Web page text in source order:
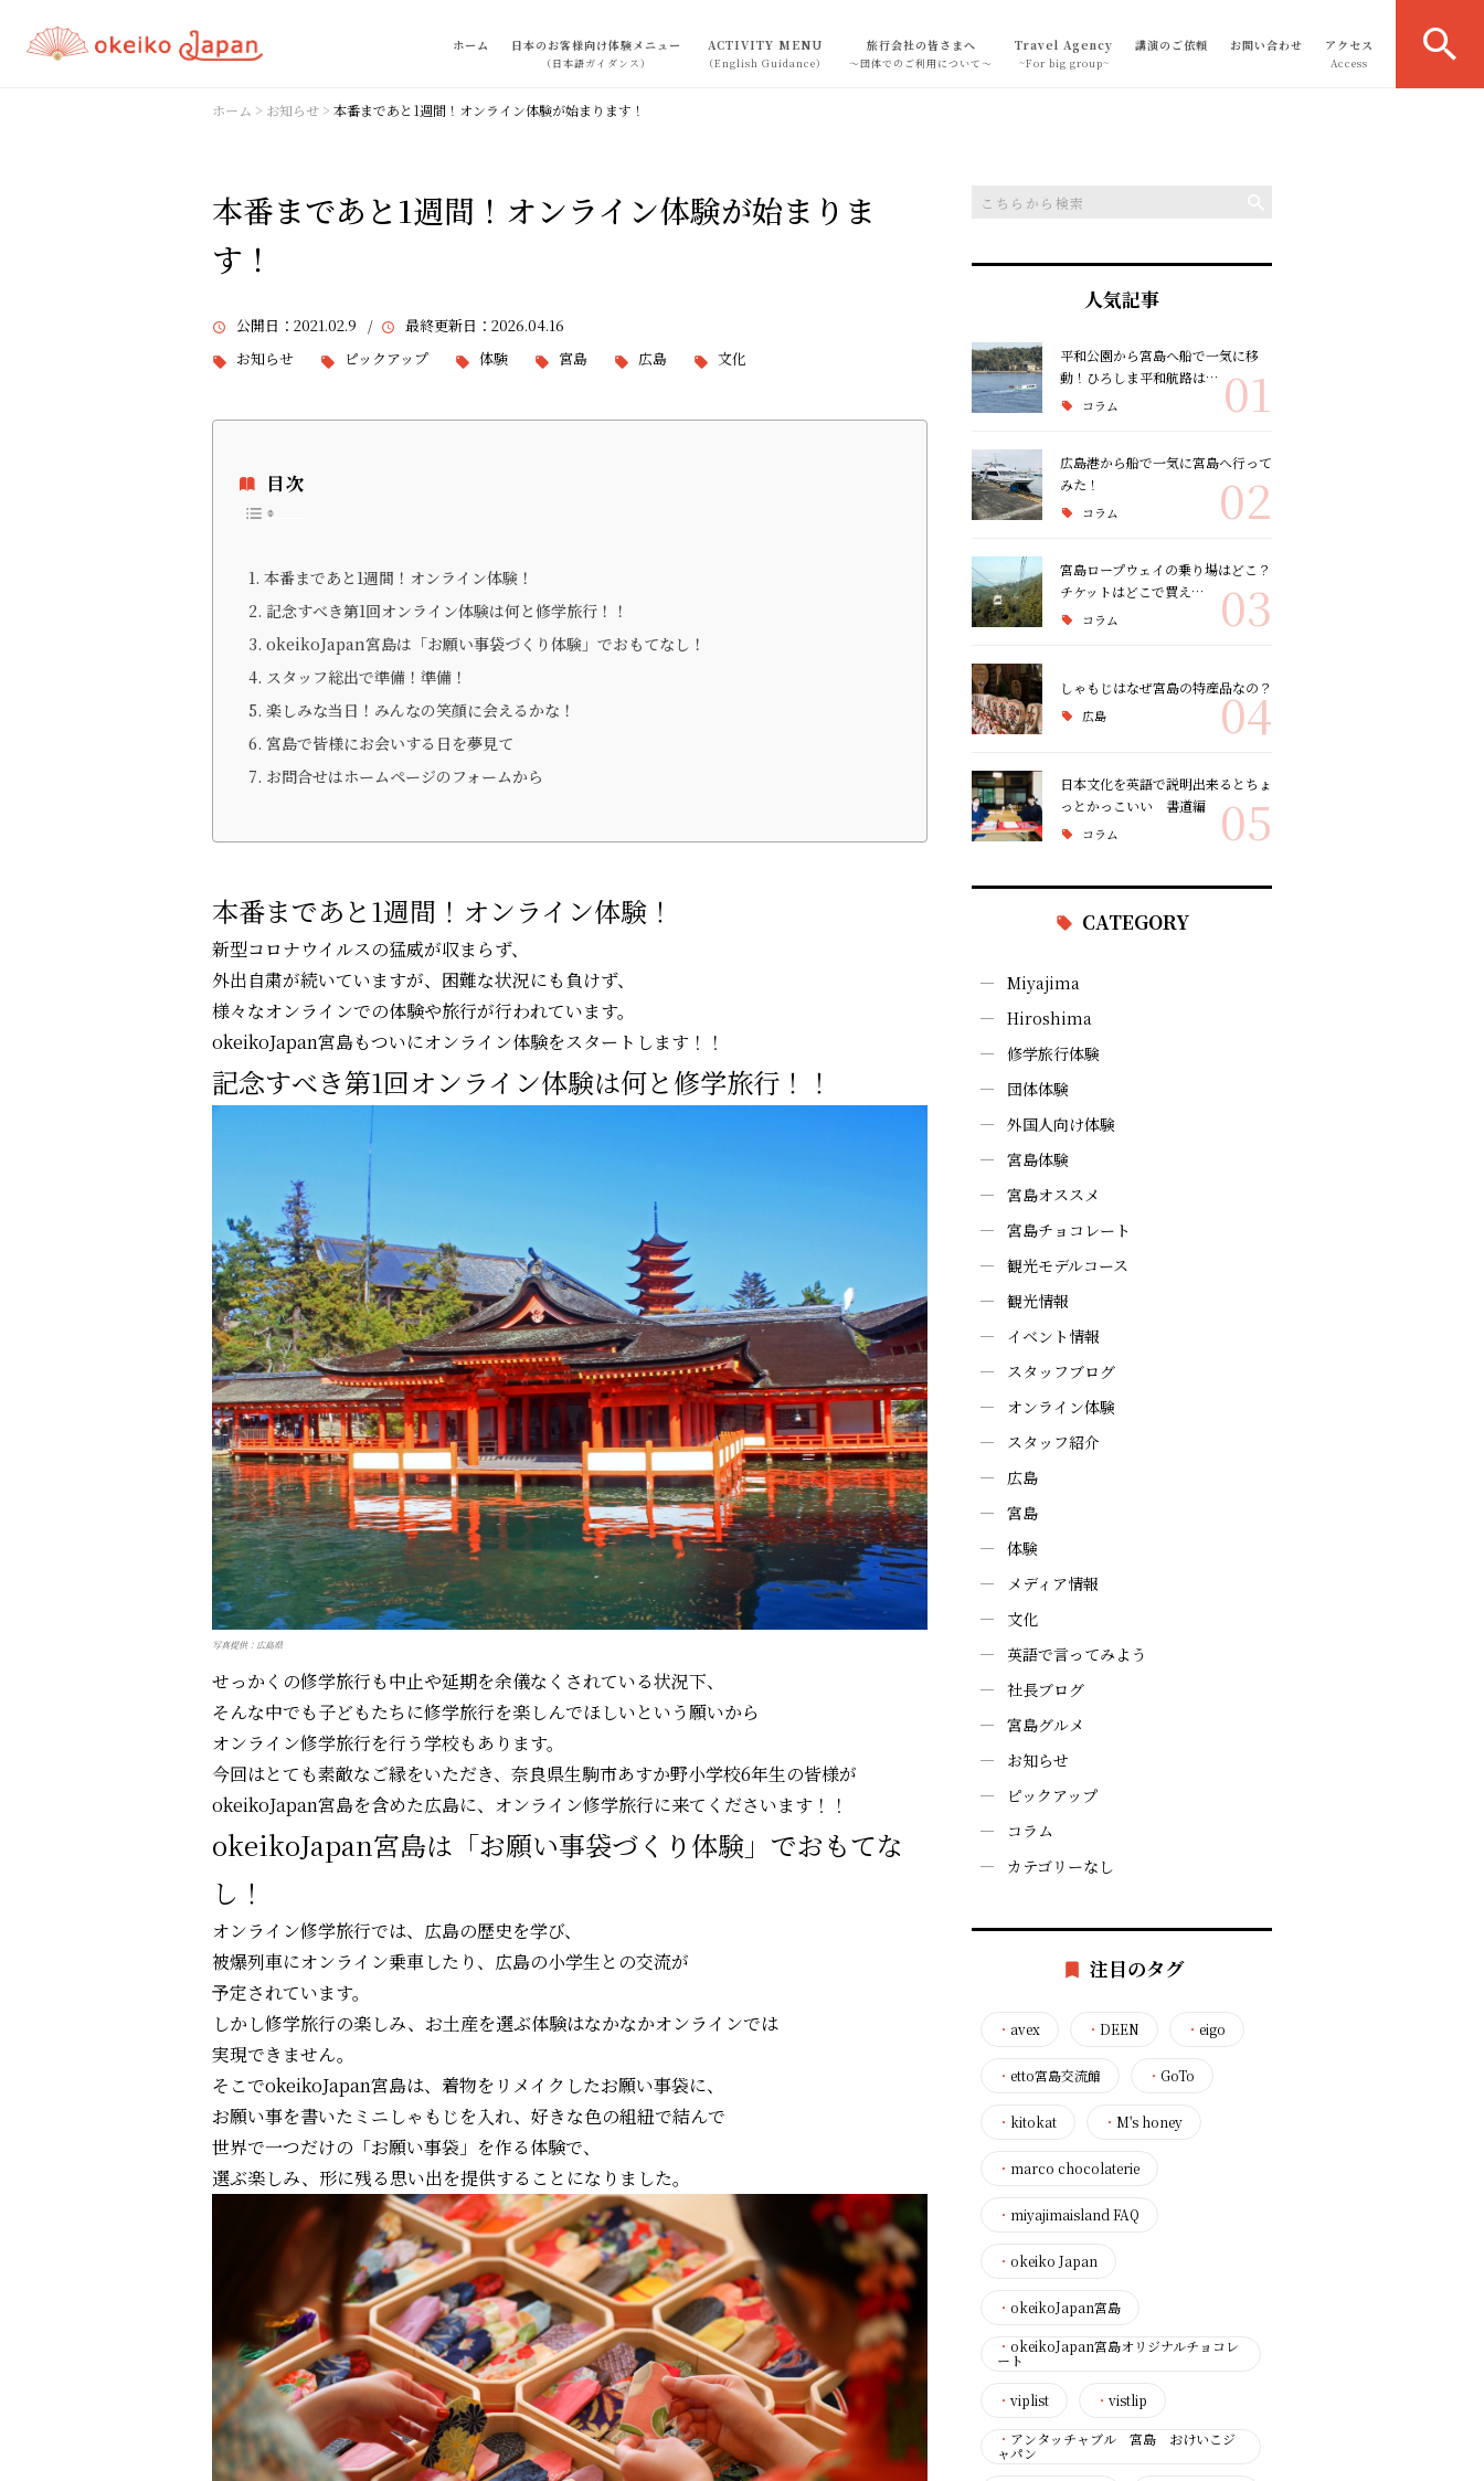
ホーム 日本のお客様向け体験メニュー
（日本語ガイダンス）
ACTIVITY MENU
（English Guidance）
旅行会社の皆さまへ
～団体でのご利用について～
Travel Agency
~For big group~
講演のご依頼 お問い合わせ アクセス
Access
ホーム > お知らせ > 本番まであと1週間！オンライン体験が始まります！
本番まであと1週間！オンライン体験が始まりま
す！
公開日 ：2021.02.9 / 最終更新日 ：2026.04.16
お知らせ
ピックアップ 体験 宮島 広島 文化
目次
本番まであと1週間！オンライン体験！
記念すべき第1回オンライン体験は何と修学旅行！！
okeikoJapan宮島は「お願い事袋づくり体験」でおもてなし！
スタッフ総出で準備！準備！
楽しみな当日！みんなの笑顔に会えるかな！
宮島で皆様にお会いする日を夢見て
お問合せはホームページのフォームから
本番まであと1週間！オンライン体験！
新型コロナウイルスの猛威が収まらず、
外出自粛が続いていますが、困難な状況にも負けず、
様々なオンラインでの体験や旅行が行われています。
okeikoJapan宮島もついにオンライン体験をスタートします！！
記念すべき第1回オンライン体験は何と修学旅行！！
写真提供：広島県
せっかくの修学旅行も中止や延期を余儀なくされている状況下、
そんな中でも子どもたちに修学旅行を楽しんでほしいという願いから
オンライン修学旅行を行う学校もあります。
今回はとても素敵なご縁をいただき、奈良県生駒市あすか野小学校6年生の皆様が
okeikoJapan宮島を含めた広島に、オンライン修学旅行に来てくださいます！！
okeikoJapan宮島は「お願い事袋づくり体験」でおもてな
し！
オンライン修学旅行では、広島の歴史を学び、
被爆列車にオンライン乗車したり、広島の小学生との交流が
予定されています。
しかし修学旅行の楽しみ、お土産を選ぶ体験はなかなかオンラインでは
実現できません。
そこでokeikoJapan宮島は、着物をリメイクしたお願い事袋に、
お願い事を書いたミニしゃもじを入れ、好きな色の組紐で結んで
世界で一つだけの「お願い事袋」を作る体験で、
選ぶ楽しみ、形に残る思い出を提供することになりました。
人気記事
平和公園から宮島へ船で一気に移
動！ひろしま平和航路は…
コラム 01
広島港から船で一気に宮島へ行って
みた！
コラム 02
宮島ロープウェイの乗り場はどこ？
チケットはどこで買え…
コラム 03
しゃもじはなぜ宮島の特産品なの？
広島 04
日本文化を英語で説明出来るとちょ
っとかっこいい 書道編
コラム 05
CATEGORY
Miyajima
Hiroshima
修学旅行体験
団体体験
外国人向け体験
宮島体験
宮島オススメ
宮島チョコレート
観光モデルコース
観光情報
イベント情報
スタッフブログ
オンライン体験
スタッフ紹介
広島
宮島
体験
メディア情報
文化
英語で言ってみよう
社長ブログ
宮島グルメ
お知らせ
ピックアップ
コラム
カテゴリーなし
注目のタグ
・ avex ・ DEEN ・ eigo
・ etto宮島交流館 ・ GoTo
・ kitokat ・ M's honey
・ marco chocolaterie
・ miyajimaisland FAQ
・ okeiko Japan
・ okeikoJapan宮島
・ okeikoJapan宮島オリジナルチョコレ
ート
・ viplist ・ vistlip
・ アンタッチャブル 宮島 おけいこジ
ャパン